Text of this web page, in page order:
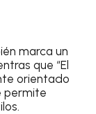
marca un
que “El
orientado
permite